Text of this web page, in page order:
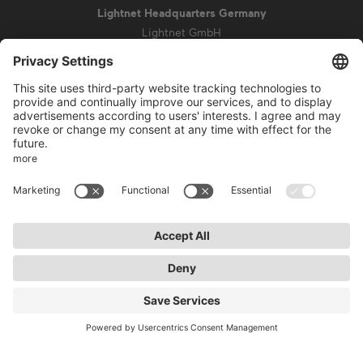
Lightnet Headquarters Germany
Lightnet GmbH
info@lightnet.de
Aviso de privacidad
Conditions de garantie
Accessibilité